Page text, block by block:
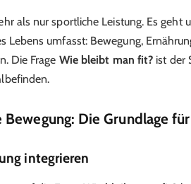
als nur sportliche Leistung. Es geht
Lebens umfasst: Bewegung,
Die Frage Wie bleibt man fit? ist der
Bewegung: Die Grundlage
integrieren